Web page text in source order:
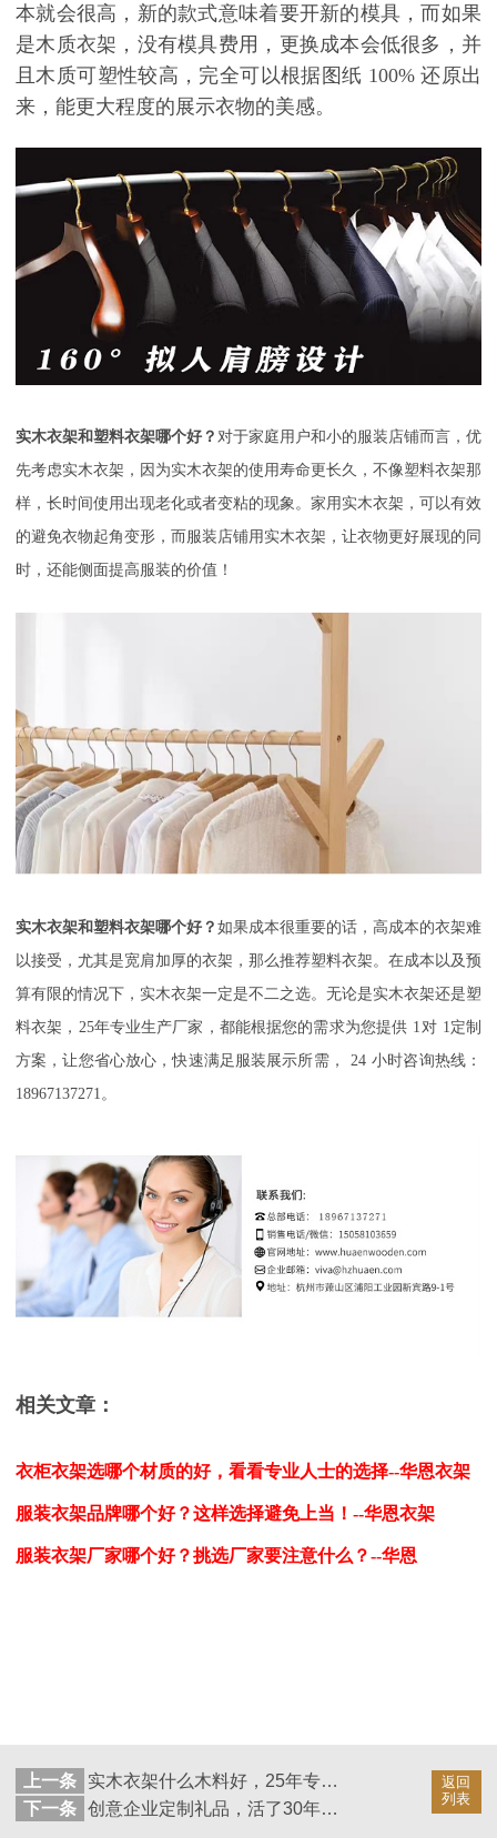
本就会很高，新的款式意味着要开新的模具，而如果
是木质衣架，没有模具费用，更换成本会低很多，并
且木质可塑性较高，完全可以根据图纸 100%还原出
来，能更大程度的展示衣物的美感。
实木衣架和塑料衣架哪个好？ 对于家庭用户和小的服装店铺而言，优
先考虑实木衣架，因为实木衣架的使用寿命更长久，不像塑料衣架那
样，长时间使用出现老化或者变粘的现象。家用实木衣架，可以有效
的避免衣物起角变形，而服装店铺用实木衣架，让衣物更好展现的同
时，还能侧面提高服装的价值！
实木衣架和塑料衣架哪个好？ 如果成本很重要的话，高成本的衣架难
以接受，尤其是宽肩加厚的衣架，那么推荐塑料衣架。在成本以及预
算有限的情况下，实木衣架一定是不二之选。无论是实木衣架还是塑
料衣架， 25年专业生产厂家，都能根据您的需求为您提供 1 对 1 定制
方案，让您省心放心，快速满足服装展示所需，
24 小时咨询热线：
18967137271 。
相关文章：
衣柜衣架选哪个材质的好，看看专业人士的选择--华恩衣架
服装衣架品牌哪个好？这样选择避免上当！--华恩衣架
服装衣架厂家哪个好？挑选厂家要注意什么？--华恩
返回
列表
上一条
实木衣架什么木料好，25年专业生产厂家给你答案--华恩衣架
下一条
创意企业定制礼品，活了30年才知道这款好礼--王的衣架